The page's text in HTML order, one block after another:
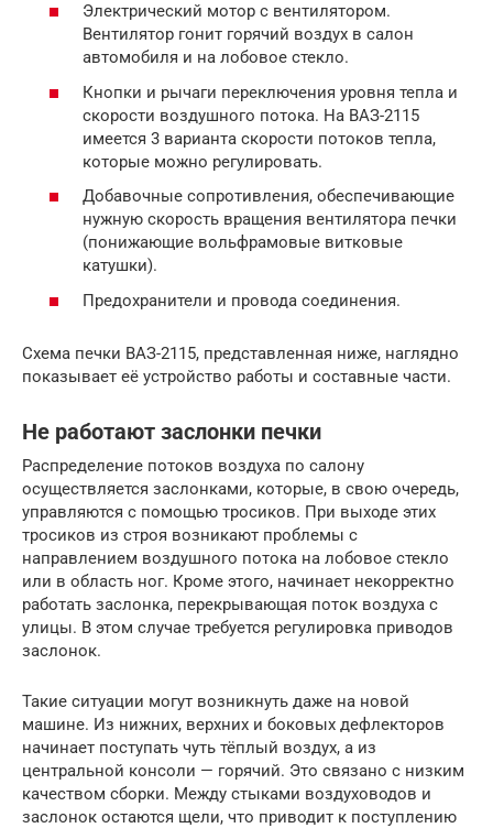
Электрический мотор с вентилятором.
Вентилятор гонит горячий воздух в салон
автомобиля и на лобовое стекло.
Кнопки и рычаги переключения уровня тепла и
скорости воздушного потока. На ВАЗ-2115
имеется 3 варианта скорости потоков тепла,
которые можно регулировать.
Добавочные сопротивления, обеспечивающие
нужную скорость вращения вентилятора печки
(понижающие вольфрамовые витковые
катушки).
Предохранители и провода соединения.
Схема печки ВАЗ-2115, представленная ниже, наглядно
показывает её устройство работы и составные части.
Не работают заслонки печки
Распределение потоков воздуха по салону
осуществляется заслонками, которые, в свою очередь,
управляются с помощью тросиков. При выходе этих
тросиков из строя возникают проблемы с
направлением воздушного потока на лобовое стекло
или в область ног. Кроме этого, начинает некорректно
работать заслонка, перекрывающая поток воздуха с
улицы. В этом случае требуется регулировка приводов
заслонок.
Такие ситуации могут возникнуть даже на новой
машине. Из нижних, верхних и боковых дефлекторов
начинает поступать чуть тёплый воздух, а из
центральной консоли — горячий. Это связано с низким
качеством сборки. Между стыками воздуховодов и
заслонок остаются щели, что приводит к поступлению